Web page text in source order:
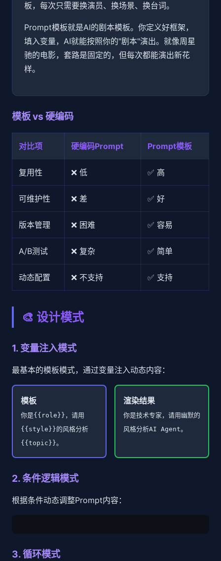
板，每次只需要换演员、换场景、换台词。
Prompt模板就是AI的剧本模板。你定义好框架，
填入变量，AI就能按照你的"剧本"演出。就像周星
驰的电影，套路是固定的，但每次都能演出新花
样。
模板 vs 硬编码
对比项 硬编码Prompt Prompt模板
复用性 ❌ 低 ✅ 高
可维护性 ❌ 差 ✅ 好
版本管理 ❌ 困难 ✅ 容易
A/B测试 ❌ 复杂 ✅ 简单
动态配置 ❌ 不支持 ✅ 支持
🎨 设计模式
1. 变量注入模式
最基本的模板模式，通过变量注入动态内容：
模板
你是{{role}}，请用
{{style}}的风格分析
{{topic}}。
渲染结果
你是技术专家，请用幽默的
风格分析AI Agent。
2. 条件逻辑模式
根据条件动态调整Prompt内容：
3. 循环模式